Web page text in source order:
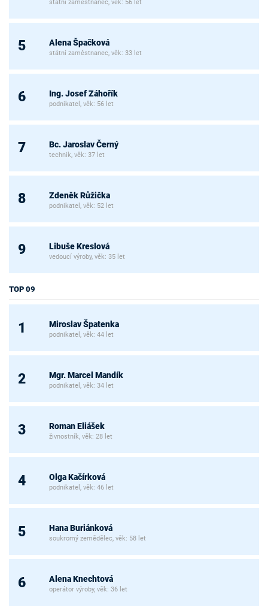
státní zaměstnanec, věk: 56 let
5 Alena Špačková
státní zaměstnanec, věk: 33 let
6 Ing. Josef Záhořík
podnikatel, věk: 56 let
7 Bc. Jaroslav Černý
technik, věk: 37 let
8 Zdeněk Růžička
podnikatel, věk: 52 let
9 Libuše Kreslová
vedoucí výroby, věk: 35 let
TOP 09
1 Miroslav Špatenka
podnikatel, věk: 44 let
2 Mgr. Marcel Mandík
podnikatel, věk: 34 let
3 Roman Eliášek
živnostník, věk: 28 let
4 Olga Kačírková
podnikatel, věk: 46 let
5 Hana Buriánková
soukromý zemědělec, věk: 58 let
6 Alena Knechtová
operátor výroby, věk: 36 let